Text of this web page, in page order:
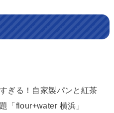
ぎる！自家製パンと紅茶
「flour+water 横浜」